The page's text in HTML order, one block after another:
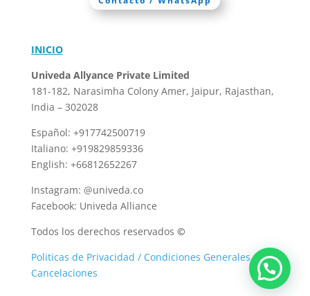
INICIO
Univeda Allyance Private Limited
181-182, Narasimha Colony Amer, Jaipur, Rajasthan,
India – 302028
Español: +917742500719
Italiano: +919829859336
English: +66812652267
Instagram: @univeda.co
Facebook: Univeda Alliance
Todos los derechos reservados ©
Politicas de Privacidad / Condiciones Generales /
Cancelaciones